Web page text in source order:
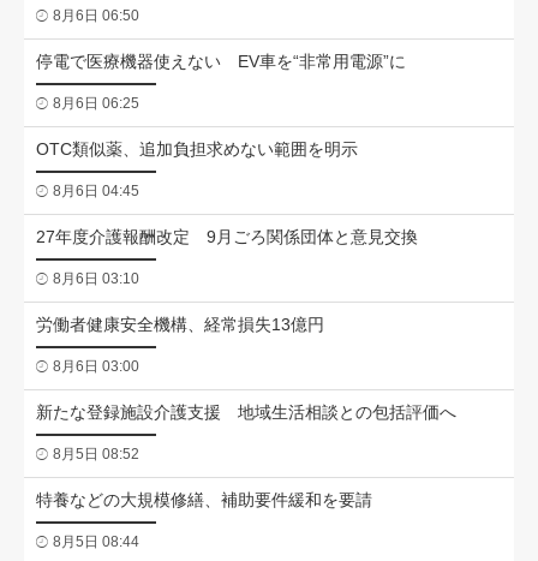
8月6日 06:50
停電で医療機器使えない EV車を“非常用電源”に
8月6日 06:25
OTC類似薬、追加負担求めない範囲を明示
8月6日 04:45
27年度介護報酬改定 9月ごろ関係団体と意見交換
8月6日 03:10
労働者健康安全機構、経常損失13億円
8月6日 03:00
新たな登録施設介護支援 地域生活相談との包括評価へ
8月5日 08:52
特養などの大規模修繕、補助要件緩和を要請
8月5日 08:44